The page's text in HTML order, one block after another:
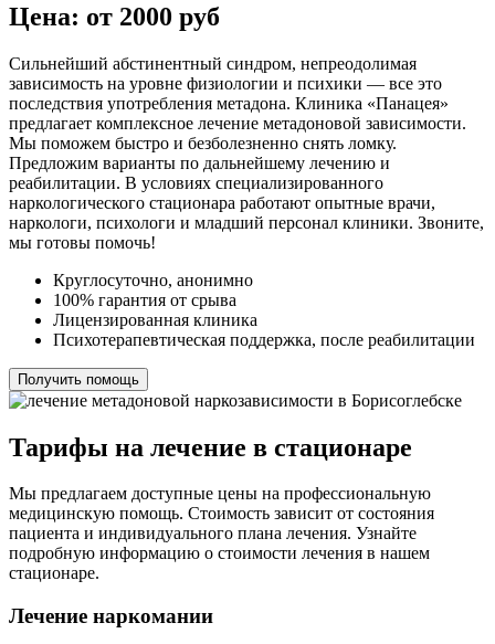
Цена: от 2000 руб
Сильнейший абстинентный синдром, непреодолимая
зависимость на уровне физиологии и психики — все это
последствия употребления метадона. Клиника «Панацея»
предлагает комплексное лечение метадоновой зависимости.
Мы поможем быстро и безболезненно снять ломку.
Предложим варианты по дальнейшему лечению и
реабилитации. В условиях специализированного
наркологического стационара работают опытные врачи,
наркологи, психологи и младший персонал клиники. Звоните,
мы готовы помочь!
Круглосуточно, анонимно
100% гарантия от срыва
Лицензированная клиника
Психотерапевтическая поддержка, после реабилитации
Получить помощь
Тарифы на лечение в стационаре
Мы предлагаем доступные цены на профессиональную
медицинскую помощь. Стоимость зависит от состояния
пациента и индивидуального плана лечения. Узнайте
подробную информацию о стоимости лечения в нашем
стационаре.
Лечение наркомании